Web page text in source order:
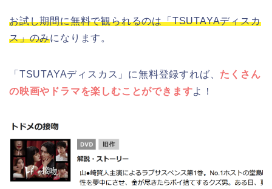
お試し期間に無料で観られるのは「TSUTAYAディスカ
ス」のみになります。
「TSUTAYAディスカス」に無料登録すれば、 たくさん
の映画やドラマを楽しむことができますよ！